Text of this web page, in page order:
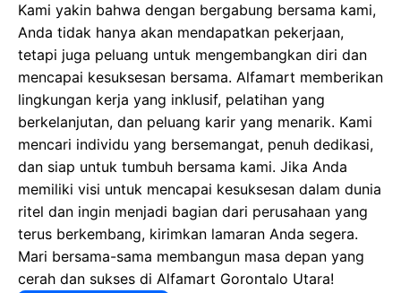
Kami yakin bahwa dengan bergabung bersama kami,
Anda tidak hanya akan mendapatkan pekerjaan,
tetapi juga peluang untuk mengembangkan diri dan
mencapai kesuksesan bersama. Alfamart memberikan
lingkungan kerja yang inklusif, pelatihan yang
berkelanjutan, dan peluang karir yang menarik. Kami
mencari individu yang bersemangat, penuh dedikasi,
dan siap untuk tumbuh bersama kami. Jika Anda
memiliki visi untuk mencapai kesuksesan dalam dunia
ritel dan ingin menjadi bagian dari perusahaan yang
terus berkembang, kirimkan lamaran Anda segera.
Mari bersama-sama membangun masa depan yang
cerah dan sukses di Alfamart Gorontalo Utara!